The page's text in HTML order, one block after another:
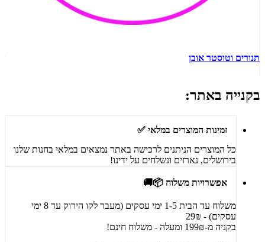
תנורים וטוסטר אובן
בקנייה באתר:
זמינות המוצרים במלאי ✅
כל המוצרים הניתנים לרכישה באתר נמצאים במלאי בחנות שלנו
בירושלים, נארזים ונשלחים על ידינו!
אפשרויות משלוח 📦🚚
משלוח עד הבית 1-5 ימי עסקים (מעבר לקו הירוק עד 8 ימי
עסקים) - 29₪
בקניה מ-199₪ ומעלה - משלוח חינם!